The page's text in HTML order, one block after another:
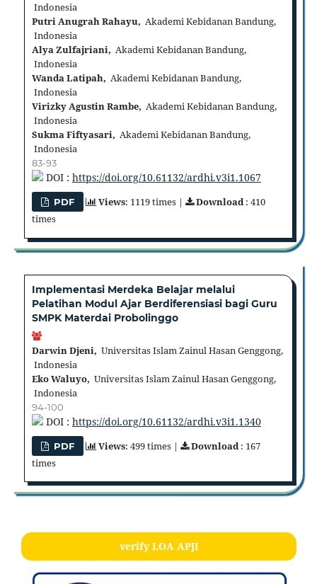
Indonesia
Putri Anugrah Rahayu, Akademi Kebidanan Bandung,
Indonesia
Alya Zulfajriani, Akademi Kebidanan Bandung,
Indonesia
Wanda Latipah, Akademi Kebidanan Bandung,
Indonesia
Virizky Agustin Rambe, Akademi Kebidanan Bandung,
Indonesia
Sukma Fiftyasari, Akademi Kebidanan Bandung,
Indonesia
83-93
DOI : https://doi.org/10.61132/ardhi.v3i1.1067
PDF Views: 1119 times | Download: 410
times
Implementasi Merdeka Belajar melalui
Pelatihan Modul Ajar Berdiferensiasi bagi Guru
SMPK Materdai Probolinggo
Darwin Djeni, Universitas Islam Zainul Hasan Genggong,
Indonesia
Eko Waluyo, Universitas Islam Zainul Hasan Genggong,
Indonesia
94-100
DOI : https://doi.org/10.61132/ardhi.v3i1.1340
PDF Views: 499 times | Download : 167
times
verify LOA APJI